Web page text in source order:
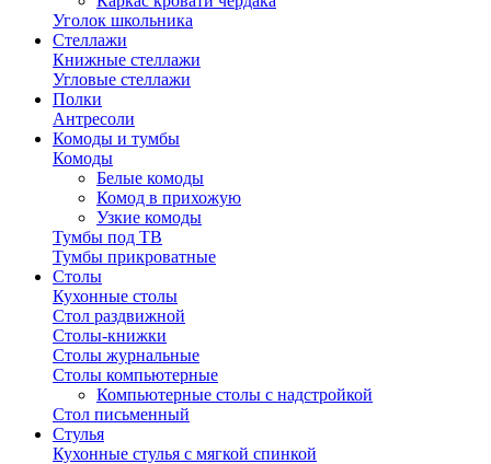
Уголок школьника
Стеллажи
Книжные стеллажи
Угловые стеллажи
Полки
Антресоли
Комоды и тумбы
Комоды
Белые комоды
Комод в прихожую
Узкие комоды
Тумбы под ТВ
Тумбы прикроватные
Столы
Кухонные столы
Стол раздвижной
Столы-книжки
Столы журнальные
Столы компьютерные
Компьютерные столы с надстройкой
Стол письменный
Стулья
Кухонные стулья с мягкой спинкой